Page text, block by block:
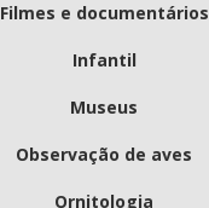
Filmes e documentários
Infantil
Museus
Observação de aves
Ornitologia